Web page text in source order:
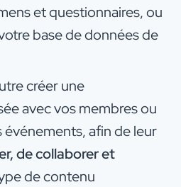
et questionnaires, ou
base de données de
créer une
avec vos membres ou
événements, afin de leur
de collaborer et
de contenu